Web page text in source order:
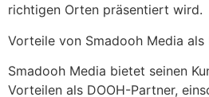
richtigen Orten präsentiert wird.
Vorteile von Smadooh Media als
Smadooh Media bietet seinen
Vorteilen als DOOH-Partner,